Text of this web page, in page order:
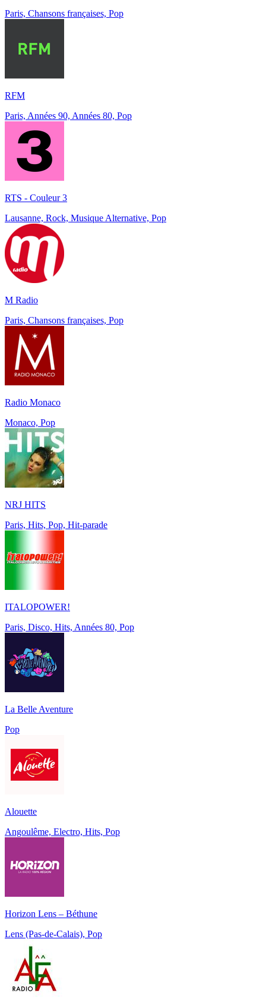
Paris, Chansons françaises, Pop
RFM
Paris, Années 90, Années 80, Pop
RTS - Couleur 3
Lausanne, Rock, Musique Alternative, Pop
M Radio
Paris, Chansons françaises, Pop
Radio Monaco
Monaco, Pop
NRJ HITS
Paris, Hits, Pop, Hit-parade
ITALOPOWER!
Paris, Disco, Hits, Années 80, Pop
La Belle Aventure
Pop
Alouette
Angoulême, Electro, Hits, Pop
Horizon Lens – Béthune
Lens (Pas-de-Calais), Pop